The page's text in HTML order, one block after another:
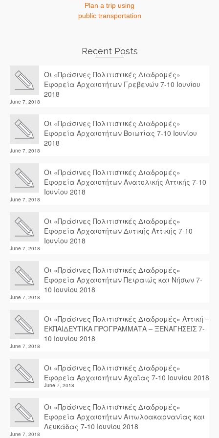
Plan a trip using
public transportation
Recent Posts
Οι «Πράσινες Πολιτιστικές Διαδρομές»
Εφορεία Αρχαιοτήτων Γρεβενών 7-10 Ιουνίου
2018
June 7, 2018
Οι «Πράσινες Πολιτιστικές Διαδρομές»
Εφορεία Αρχαιοτήτων Βοιωτίας 7-10 Ιουνίου
2018
June 7, 2018
Οι «Πράσινες Πολιτιστικές Διαδρομές»
Εφορεία Αρχαιοτήτων Ανατολικής Αττικής 7-10
Ιουνίου 2018
June 7, 2018
Οι «Πράσινες Πολιτιστικές Διαδρομές»
Εφορεία Αρχαιοτήτων Δυτικής Αττικής 7-10
Ιουνίου 2018
June 7, 2018
Οι «Πράσινες Πολιτιστικές Διαδρομές»
Εφορεία Αρχαιοτήτων Πειραιώς και Νήσων 7-
10 Ιουνίου 2018
June 7, 2018
Οι «Πράσινες Πολιτιστικές Διαδρομές» Αττική –
ΕΚΠΑΙΔΕΥΤΙΚΑ ΠΡΟΓΡΑΜΜΑΤΑ – ΞΕΝΑΓΗΣΕΙΣ 7-
10 Ιουνίου 2018
June 7, 2018
Οι «Πράσινες Πολιτιστικές Διαδρομές»
Εφορεία Αρχαιοτήτων Αχαΐας 7-10 Ιουνίου 2018
June 7, 2018
Οι «Πράσινες Πολιτιστικές Διαδρομές»
Εφορεία Αρχαιοτήτων Αιτωλοακαρνανίας και
Λευκάδας 7-10 Ιουνίου 2018
June 7, 2018